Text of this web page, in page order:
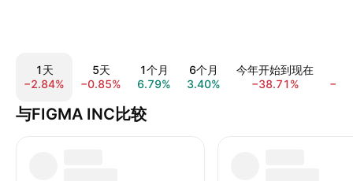
1天
−2.84%
5天
−0.85%
1个月
6.79%
6个月
3.40%
今年开始到现在
−38.71%
与FIGMA INC比较